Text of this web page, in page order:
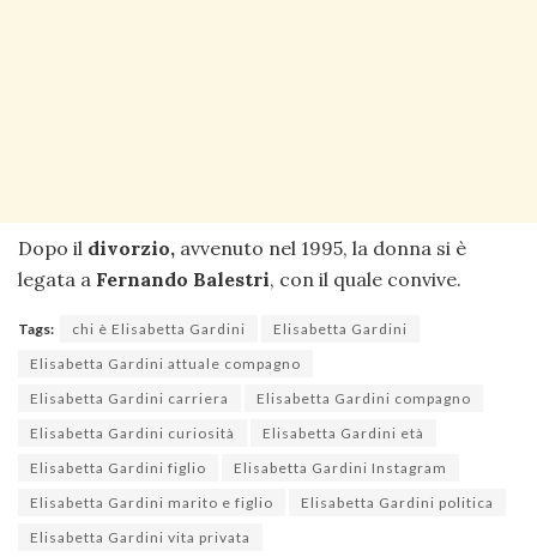
Dopo il divorzio, avvenuto nel 1995, la donna si è
legata a Fernando Balestri, con il quale convive.
Tags: chi è Elisabetta Gardini
Elisabetta Gardini
Elisabetta Gardini attuale compagno
Elisabetta Gardini carriera
Elisabetta Gardini compagno
Elisabetta Gardini curiosità
Elisabetta Gardini età
Elisabetta Gardini figlio
Elisabetta Gardini Instagram
Elisabetta Gardini marito e figlio
Elisabetta Gardini politica
Elisabetta Gardini vita privata